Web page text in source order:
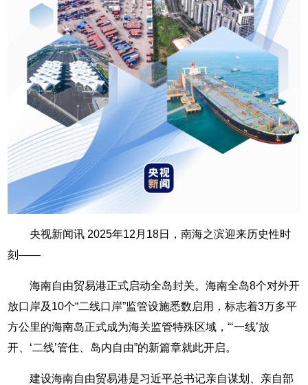
央视新闻讯 2025年12月18日，南海之滨迎来历史性时
刻——
海南自由贸易港正式启动全岛封关。海南全岛8个对外开
放口岸及10个“二线口岸”监管设施悉数启用，标志着3万多平
方公里的海南岛正式成为海关监管特殊区域，“‘一线’放
开、‘二线’管住、岛内自由”的新篇章就此开启。
建设海南自由贸易港是习近平总书记亲自谋划、亲自部